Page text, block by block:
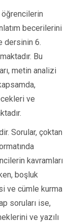
öğrencilerin
becerilerini
dersinin 6.
Bu
metin analizi
ve
Sorular, çoktan
kavramları
boşluk
ve cümle kurma
soruları ise,
ve yazılı